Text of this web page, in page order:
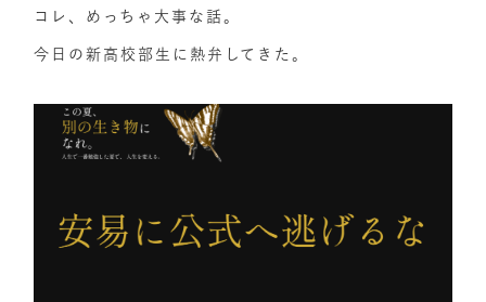
コレ、めっちゃ大事な話。
今日の新高校部生に熱弁してきた。